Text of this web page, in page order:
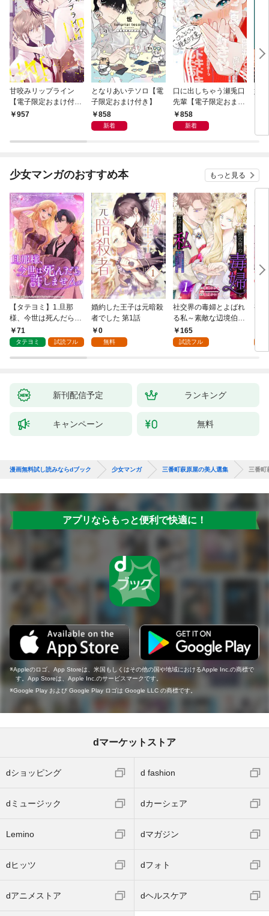
甘咬みリップライン
【電子限定おまけ付
き】957
となりあいテソロ【電
子限定おまけ付き】
858
新着
口に出しちゃう瀬兎口
先輩【電子限定おまけ
付き】
858
新着
奸
少女マンガのおすすめ本 もっと見る
【タテヨミ】1.旦那
様、今世は死んだら許
しません
71
タテヨミ 試読フル
婚約した王子は元暗殺
者でした 第1話
0
無料
社交界の毒婦とよばれ
る私～素敵な辺境伯令
息に腕を折られたの
で、責任とってもらい
165
試読フル
視
新刊配信予定 ランキング
キャンペーン 無料
漫画無料試し読みならdブック 少女マンガ 三番町萩原屋の美人選集 三番町
アプリならもっと便利で快適に！
Appleのロゴ、App Storeは、米国もしくはその他の国や地域におけるApple Inc.の商標で
す。App Storeは、Apple Inc.のサービスマークです。
Google Play および Google Play ロゴは Google LLC の商標です。
dマーケットストア
dショッピング d fashion
dミュージック dカーシェア
Lemino dマガジン
dヒッツ dフォト
dアニメストア dヘルスケア